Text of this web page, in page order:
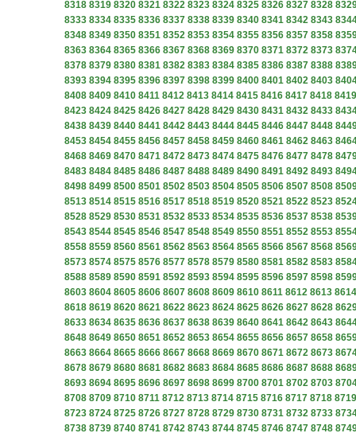
8318 8319 8320 8321 8322 8323 8324 8325 8326 8327 8328
8333 8334 8335 8336 8337 8338 8339 8340 8341 8342 8343
8348 8349 8350 8351 8352 8353 8354 8355 8356 8357 8358
8363 8364 8365 8366 8367 8368 8369 8370 8371 8372 8373
8378 8379 8380 8381 8382 8383 8384 8385 8386 8387 8388
8393 8394 8395 8396 8397 8398 8399 8400 8401 8402 8403
8408 8409 8410 8411 8412 8413 8414 8415 8416 8417 8418 8419
8423 8424 8425 8426 8427 8428 8429 8430 8431 8432 8433
8438 8439 8440 8441 8442 8443 8444 8445 8446 8447 8448
8453 8454 8455 8456 8457 8458 8459 8460 8461 8462 8463
8468 8469 8470 8471 8472 8473 8474 8475 8476 8477 8478
8483 8484 8485 8486 8487 8488 8489 8490 8491 8492 8493
8498 8499 8500 8501 8502 8503 8504 8505 8506 8507 8508
8513 8514 8515 8516 8517 8518 8519 8520 8521 8522 8523
8528 8529 8530 8531 8532 8533 8534 8535 8536 8537 8538
8543 8544 8545 8546 8547 8548 8549 8550 8551 8552 8553
8558 8559 8560 8561 8562 8563 8564 8565 8566 8567 8568
8573 8574 8575 8576 8577 8578 8579 8580 8581 8582 8583
8588 8589 8590 8591 8592 8593 8594 8595 8596 8597 8598
8603 8604 8605 8606 8607 8608 8609 8610 8611 8612 8613 8614
8618 8619 8620 8621 8622 8623 8624 8625 8626 8627 8628
8633 8634 8635 8636 8637 8638 8639 8640 8641 8642 8643
8648 8649 8650 8651 8652 8653 8654 8655 8656 8657 8658
8663 8664 8665 8666 8667 8668 8669 8670 8671 8672 8673
8678 8679 8680 8681 8682 8683 8684 8685 8686 8687 8688
8693 8694 8695 8696 8697 8698 8699 8700 8701 8702 8703
8708 8709 8710 8711 8712 8713 8714 8715 8716 8717 8718 8719
8723 8724 8725 8726 8727 8728 8729 8730 8731 8732 8733
8738 8739 8740 8741 8742 8743 8744 8745 8746 8747 8748